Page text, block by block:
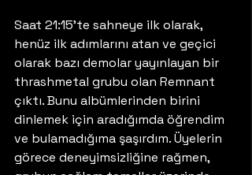
Saat 21:15’te sahneye ilk olarak,
henüz ilk adımlarını atan ve geçici
olarak bazı demolar yayınlayan bir
thrashmetal grubu olan Remnant
çıktı. Bunu albümlerinden birini
dinlemek için aradığımda öğrendim
ve bulamadığıma şaşırdım. Üyelerin
görece deneyimsizliğine rağmen,